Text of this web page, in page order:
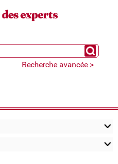
experts
Chercher
Recherche avancée >